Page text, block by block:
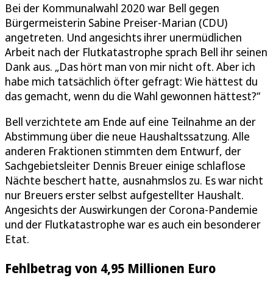
Bei der Kommunalwahl 2020 war Bell gegen
Bürgermeisterin Sabine Preiser-Marian (CDU)
angetreten. Und angesichts ihrer unermüdlichen
Arbeit nach der Flutkatastrophe sprach Bell ihr seinen
Dank aus. „Das hört man von mir nicht oft. Aber ich
habe mich tatsächlich öfter gefragt: Wie hättest du
das gemacht, wenn du die Wahl gewonnen hättest?“
Bell verzichtete am Ende auf eine Teilnahme an der
Abstimmung über die neue Haushaltssatzung. Alle
anderen Fraktionen stimmten dem Entwurf, der
Sachgebietsleiter Dennis Breuer einige schlaflose
Nächte beschert hatte, ausnahmslos zu. Es war nicht
nur Breuers erster selbst aufgestellter Haushalt.
Angesichts der Auswirkungen der Corona-Pandemie
und der Flutkatastrophe war es auch ein besonderer
Etat.
Fehlbetrag von 4,95 Millionen Euro